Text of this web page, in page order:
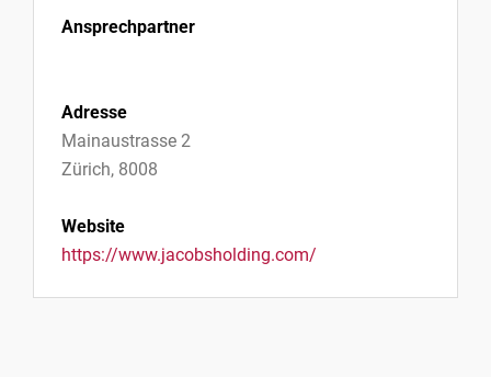
Ansprechpartner
Adresse
Mainaustrasse 2
Zürich, 8008
Website
https://www.jacobsholding.com/